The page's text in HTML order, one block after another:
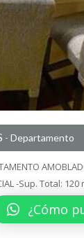
- Departamento
-Sup. Total: 120
techado, con
¿Cómo